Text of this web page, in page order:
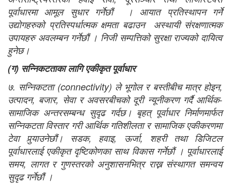
पूर्वाधारमा आमूल सुधार गर्नेछौं । आयात प्रतिस्थापन गर्ने
उद्योगहरुको प्रतिस्पर्धात्मक क्षमता बढाउन अस्थायी संरक्षणात्मक
उपायहरु अवलम्बन गर्नेछौं । निजी सम्पत्तिको सुरक्षा राज्यको दायित्व
हुनेछ।
(ग) सन्निकटताका लागि एकीकृत पूर्वाधार
७. सन्‍निकटता (connectivity) ले भूगोल र बस्तीबीच मात्र होइन,
उत्पादन, बजार, सेवा र अवसरबीचको दूरी न्यूनीकरण गर्दै आर्थिक-
सामाजिक अन्तरसम्बन्ध सुदृढ गर्दछ। बृहत् पूर्वाधार निर्माणमार्फत
सन्‍निकटता विस्तार गरी आर्थिक गतिशीलता र सामाजिक एकीकरणमा
टेवा पुर्‍याउनेछौं। सडक, हवाइ, ऊर्जा, शहरी तथा डिजिटल
पूर्वाधारलाई एकीकृत दृष्‍टिकोणका साथ विकास गर्नेछौं । पूर्वाधारलाई
समय, लागत र गुणस्तरको अनुशासनभित्र राख्न संस्थागत समन्वय
सुदृढ गर्नेछौं ।